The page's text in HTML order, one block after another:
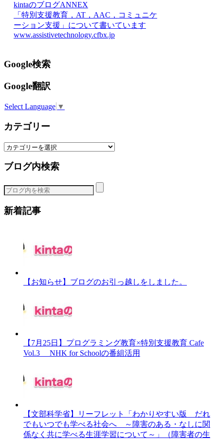
kintaのブログANNEX
「特別支援教育，AT，AAC，コミュニケ
ーション支援」について書いています
www.assistivetechnology.cfbx.jp
Google検索
Google翻訳
Select Language ▼
カテゴリー
カ
ゴ
ー
ブログ内検索
新着記事
【お知らせ】ブログのお引っ越しをしました。
【7月25日】プログラミング教育×特別支援教育 Cafe
Vol.3 NHK for Schoolの番組活用
【文部科学省】リーフレット「わかりやすい版 だれ
でもいつでも学べる社会へ ～障害のある・なしに関
係なく共に学べる生涯学習について～」（障害者の生